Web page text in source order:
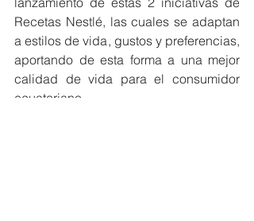
Recetas Nestlé, las cuales se adaptan
a estilos de vida, gustos y preferencias,
aportando de esta forma a una mejor
calidad de vida para el consumidor
ecuatoriano.